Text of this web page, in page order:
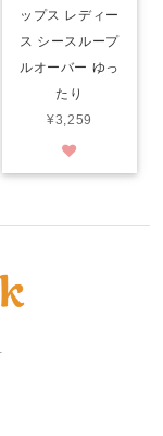
ップス レディー
ス シースループ
ルオーバー ゆっ
たり
¥3,259